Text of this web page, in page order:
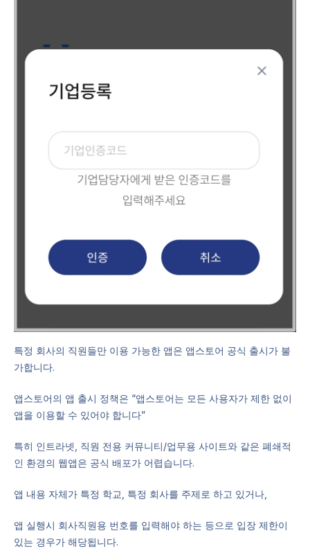
특정 회사의 직원들만 이용 가능한 앱은 앱스토어 공식 출시가 불
가합니다.
앱스토어의 앱 출시 정책은 “앱스토어는 모든 사용자가 제한 없이
앱을 이용할 수 있어야 합니다”
특히 인트라넷, 직원 전용 커뮤니티/업무용 사이트와 같은 폐쇄적
인 환경의 웹앱은 공식 배포가 어렵습니다.
앱 내용 자체가 특정 학교, 특정 회사를 주제로 하고 있거나,
앱 실행시 회사직원용 번호를 입력해야 하는 등으로 입장 제한이
있는 경우가 해당됩니다.